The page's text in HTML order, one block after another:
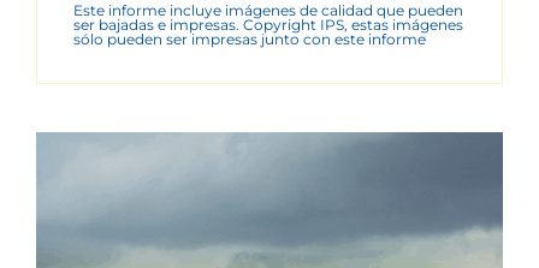
Este informe incluye imágenes de calidad que pueden
ser bajadas e impresas. Copyright IPS, estas imágenes
sólo pueden ser impresas junto con este informe